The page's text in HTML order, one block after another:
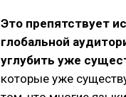
Это препятствует
глобальной
углубить уже
которые уже